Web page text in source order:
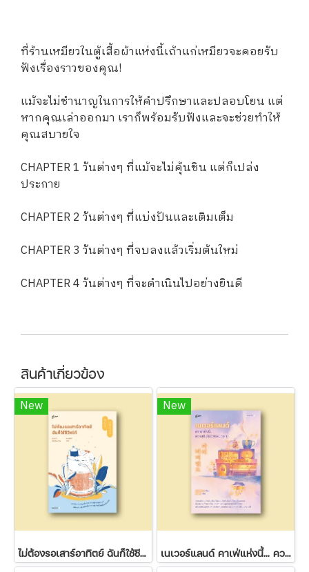
ที่ร้านเหมียวในตู้เสื้อผ้าแห่งนี้เถ้าแก่เหมียวจะคอยรับ
ฟังเรื่องราวของคุณ!
แม้จะไม่ชำนาญในการให้คำปรึกษาและปลอบโยน แต่
หากคุณเล่าออกมา เราก็พร้อมรับฟังและจะช่วยทำให้
คุณสบายใจ
CHAPTER 1 วันต่างๆ ที่แม้จะไม่คุ้นชิน แต่ก็เปล่ง
ประกาย
CHAPTER 2 วันต่างๆ ที่แบ่งปันและเติมเต็ม
CHAPTER 3 วันต่างๆ ที่จบลงแล้วเริ่มต้นใหม่
CHAPTER 4 วันต่างๆ ที่จะดำเนินไปอย่างยินดี
สินค้าเกี่ยวข้อง
New
ไม่ต้องรอเสาร์อาทิตย์ ฉันก็ใช้ชีวิตได้
New
เนเวอร์แลนด์ คาเฟ่แห่งนี้... ความฝันไม่มีวันหมดอายุ